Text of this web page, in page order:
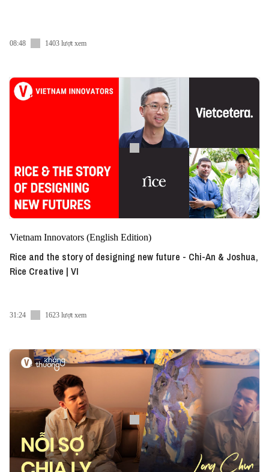
08:48 1403 lượt xem
Vietnam Innovators (English Edition)
Rice and the story of designing new future - Chi-An & Joshua,
Rice Creative | VI
31:24 1623 lượt xem